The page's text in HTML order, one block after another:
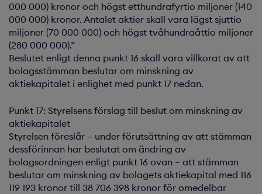
000 000) kronor och högst etthundrafyrtio miljoner (140
000 000) kronor. Antalet aktier skall vara lägst sjuttio
miljoner (70 000 000) och högst tvåhundraåttio miljoner
(280 000 000).”
Beslutet enligt denna punkt 16 skall vara villkorat av att
bolagsstämman beslutar om minskning av
aktiekapitalet i enlighet med punkt 17 nedan.
Punkt 17: Styrelsens förslag till beslut om minskning av
aktiekapitalet
Styrelsen föreslår – under förutsättning av att stämman
dessförinnan har beslutat om ändring av
bolagsordningen enligt punkt 16 ovan – att stämman
beslutar om minskning av bolagets aktiekapital med 116
119 193 kronor till 38 706 398 kronor för omedelbar